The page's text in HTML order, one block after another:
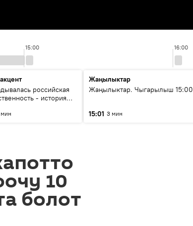
15:00 16:00
российская
- история
Жаңылыктар
Жаңылыктар. Чыгарылыш 15:00
15:01 3 мин
10
болот